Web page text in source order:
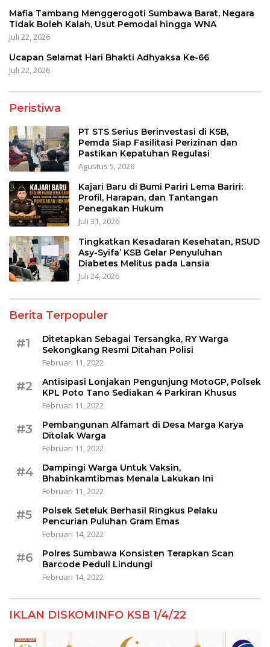
Mafia Tambang Menggerogoti Sumbawa Barat, Negara
Tidak Boleh Kalah, Usut Pemodal hingga WNA
Juli 22, 2026
Ucapan Selamat Hari Bhakti Adhyaksa Ke-66
Juli 22, 2026
Peristiwa
PT STS Serius Berinvestasi di KSB,
Pemda Siap Fasilitasi Perizinan dan
Pastikan Kepatuhan Regulasi
Agustus 5, 2026
Kajari Baru di Bumi Pariri Lema Bariri:
Profil, Harapan, dan Tantangan
Penegakan Hukum
Juli 31, 2026
Tingkatkan Kesadaran Kesehatan, RSUD
Asy-Syifa’ KSB Gelar Penyuluhan
Diabetes Melitus pada Lansia
Juli 24, 2026
Berita Terpopuler
#1
Ditetapkan Sebagai Tersangka, RY Warga
Sekongkang Resmi Ditahan Polisi
Februari 11, 2022
#2
Antisipasi Lonjakan Pengunjung MotoGP, Polsek
KPL Poto Tano Sediakan 4 Parkiran Khusus
Februari 11, 2022
#3
Pembangunan Alfamart di Desa Marga Karya
Ditolak Warga
Februari 11, 2022
#4
Dampingi Warga Untuk Vaksin,
Bhabinkamtibmas Menala Lakukan Ini
Februari 11, 2022
#5
Polsek Seteluk Berhasil Ringkus Pelaku
Pencurian Puluhan Gram Emas
Februari 14, 2022
#6
Polres Sumbawa Konsisten Terapkan Scan
Barcode Peduli Lindungi
Februari 14, 2022
IKLAN DISKOMINFO KSB 1/4/22